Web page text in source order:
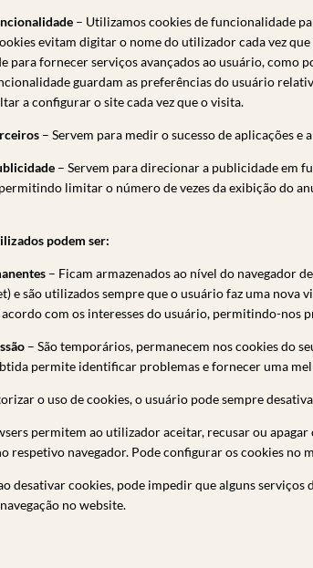
– Utilizamos cookies de funcionalidade
evitam digitar o nome do utilizador cada vez que
para fornecer serviços avançados ao usuário, como
guardam as preferências do usuário
a configurar o site cada vez que o visita.
– Servem para medir o sucesso de aplicações
– Servem para direcionar a publicidade em
limitar o número de vezes da exibição do
podem ser:
– Ficam armazenados ao nível do navegador
e são utilizados sempre que o usuário faz uma nova
acordo com os interesses do usuário, permitindo-nos
– São temporários, permanecem nos cookies do
permite identificar problemas e fornecer uma
o uso de cookies, o usuário pode sempre
permitem ao utilizador aceitar, recusar ou
respetivo navegador. Pode configurar os cookies no
desativar cookies, pode impedir que alguns
no website.